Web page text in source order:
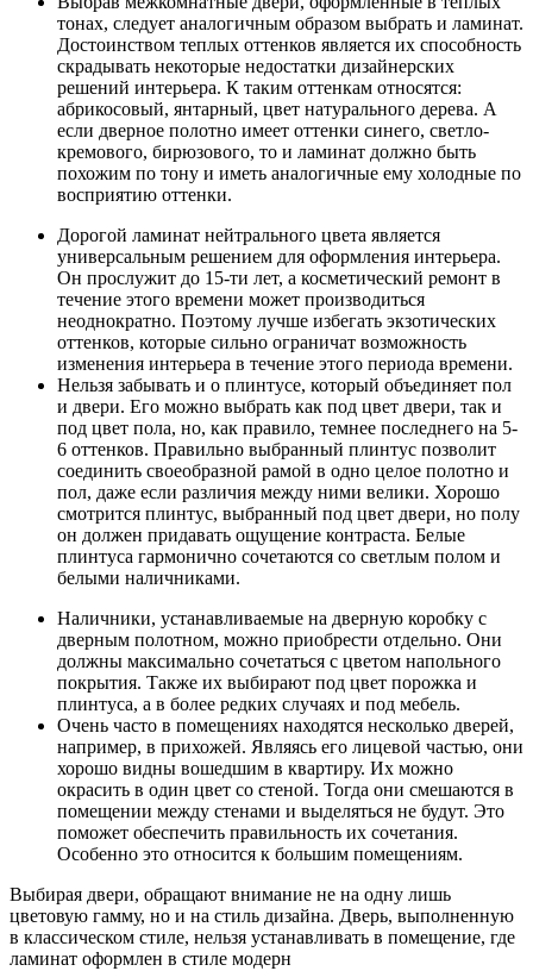
тонах, следует аналогичным образом выбрать и ламинат.
Достоинством теплых оттенков является их способность
скрадывать некоторые недостатки дизайнерских
решений интерьера. К таким оттенкам относятся:
абрикосовый, янтарный, цвет натурального дерева. А
если дверное полотно имеет оттенки синего, светло-
кремового, бирюзового, то и ламинат должно быть
похожим по тону и иметь аналогичные ему холодные по
восприятию оттенки.
Дорогой ламинат нейтрального цвета является
универсальным решением для оформления интерьера.
Он прослужит до 15-ти лет, а косметический ремонт в
течение этого времени может производиться
неоднократно. Поэтому лучше избегать экзотических
оттенков, которые сильно ограничат возможность
изменения интерьера в течение этого периода времени.
Нельзя забывать и о плинтусе, который объединяет пол
и двери. Его можно выбрать как под цвет двери, так и
под цвет пола, но, как правило, темнее последнего на 5-
6 оттенков. Правильно выбранный плинтус позволит
соединить своеобразной рамой в одно целое полотно и
пол, даже если различия между ними велики. Хорошо
смотрится плинтус, выбранный под цвет двери, но полу
он должен придавать ощущение контраста. Белые
плинтуса гармонично сочетаются со светлым полом и
белыми наличниками.
Наличники, устанавливаемые на дверную коробку с
дверным полотном, можно приобрести отдельно. Они
должны максимально сочетаться с цветом напольного
покрытия. Также их выбирают под цвет порожка и
плинтуса, а в более редких случаях и под мебель.
Очень часто в помещениях находятся несколько дверей,
например, в прихожей. Являясь его лицевой частью, они
хорошо видны вошедшим в квартиру. Их можно
окрасить в один цвет со стеной. Тогда они смешаются в
помещении между стенами и выделяться не будут. Это
поможет обеспечить правильность их сочетания.
Особенно это относится к большим помещениям.
Выбирая двери, обращают внимание не на одну лишь
цветовую гамму, но и на стиль дизайна. Дверь, выполненную
в классическом стиле, нельзя устанавливать в помещение, где
ламинат оформлен в стиле модерн